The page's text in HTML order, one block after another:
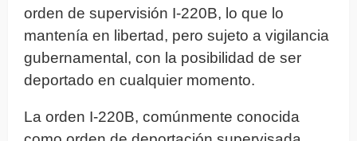
orden de supervisión I-220B, lo que lo
mantenía en libertad, pero sujeto a vigilancia
gubernamental, con la posibilidad de ser
deportado en cualquier momento.
La orden I-220B, comúnmente conocida